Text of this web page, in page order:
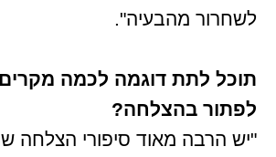
לשחרור מהבעיה".
תוכל לתת דוגמה לכמה
לפתור בהצלחה?
"יש הרבה מאוד סיפורי הצלחה